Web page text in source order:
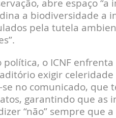
abre espaço
a biodiversidade a
pela tutela
política, o ICNF
exigir
no comunicado, que
garantindo que
“não” sempre que